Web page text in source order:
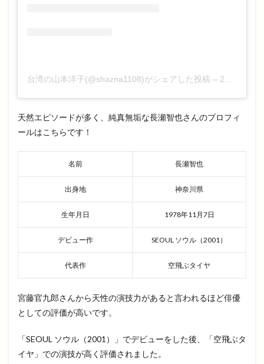
台湾の山本洋子(@shazna1108)がシェアした投稿 – 2020年10月月12日午後6時26分PDT
天然エピソードが多く、純真無垢な長瀬智也さんのプロフィ
ールはこちらです！
名前 長瀬智也
出身地 神奈川県
生年月日 1978年11月7日
デビュー作 SEOUL ソウル（2001）
代表作 空飛ぶタイヤ
宮藤官九郎さんから天性の演技力があると言われるほど俳優
としての評価が高いです。
「SEOUL ソウル（2001）」でデビューをした後、「空飛ぶタ
イヤ」での演技が高く評価されました。